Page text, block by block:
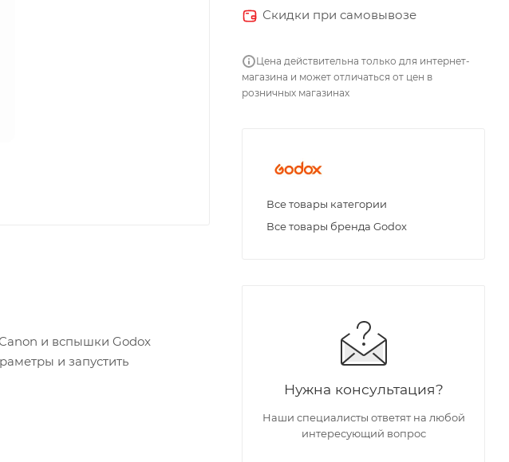
и вспышки Godox
и запустить
Скидки при самовывозе
Цена действительна только для интернет-
магазина и может отличаться от цен в
розничных магазинах
Все товары категории
Все товары бренда Godox
Нужна консультация?
Наши специалисты ответят на любой
интересующий вопрос